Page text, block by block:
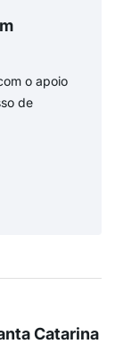
o apoio
de
Catarina